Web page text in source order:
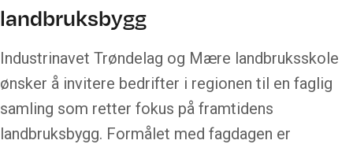
landbruksbygg
Industrinavet Trøndelag og Mære landbruksskole
ønsker å invitere bedrifter i regionen til en faglig
samling som retter fokus på framtidens
landbruksbygg. Formålet med fagdagen er